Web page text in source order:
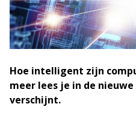
Hoe intelligent zijn
meer lees je in de nieuwe
verschijnt.